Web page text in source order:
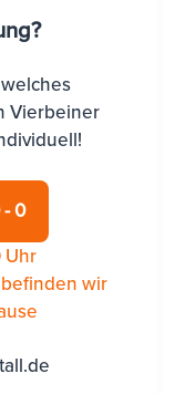
Vierbeiner
- 0
Uhr
befinden wir